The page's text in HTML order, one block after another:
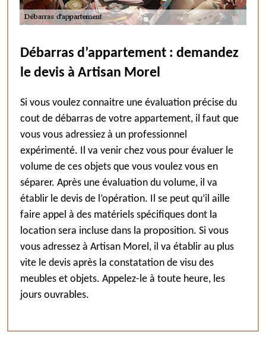
Débarras d’appartement : demandez
le devis à Artisan Morel
Si vous voulez connaitre une évaluation précise du
cout de débarras de votre appartement, il faut que
vous vous adressiez à un professionnel
expérimenté. Il va venir chez vous pour évaluer le
volume de ces objets que vous voulez vous en
séparer. Après une évaluation du volume, il va
établir le devis de l’opération. Il se peut qu’il aille
faire appel à des matériels spécifiques dont la
location sera incluse dans la proposition. Si vous
vous adressez à Artisan Morel, il va établir au plus
vite le devis après la constatation de visu des
meubles et objets. Appelez-le à toute heure, les
jours ouvrables.